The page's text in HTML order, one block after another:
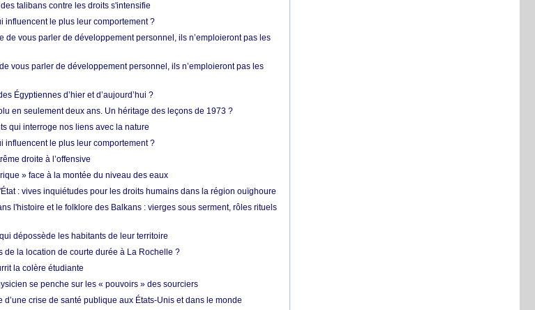
talibans contre les droits s'intensifie
influencent le plus leur comportement ?
de vous parler de développement personnel, ils n’emploieront pas les
vous parler de développement personnel, ils n’emploieront pas les
Égyptiennes d’hier et d’aujourd’hui ?
en seulement deux ans. Un héritage des leçons de 1973 ?
qui interroge nos liens avec la nature
influencent le plus leur comportement ?
droite à l’offensive
» face à la montée du niveau des eaux
: vives inquiétudes pour les droits humains dans la région ouïghoure
l'histoire et le folklore des Balkans : vierges sous serment, rôles rituels
dépossède les habitants de leur territoire
de la location de courte durée à La Rochelle ?
la colère étudiante
se penche sur les « pouvoirs » des sourciers
d’une crise de santé publique aux États-Unis et dans le monde